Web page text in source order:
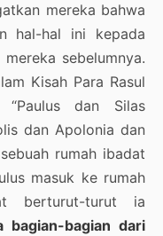
mereka bahwa
hal-hal ini kepada
sebelumnya.
Kisah Para Rasul
dan Silas
dan Apolonia dan
rumah ibadat
masuk ke rumah
berturut-turut ia
bagian-bagian dari